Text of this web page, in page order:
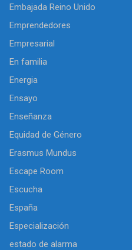
Embajada Reino Unido
Emprendedores
Empresarial
En familia
Energia
Ensayo
Enseñanza
Equidad de Género
Erasmus Mundus
Escape Room
Escucha
España
Especialización
estado de alarma